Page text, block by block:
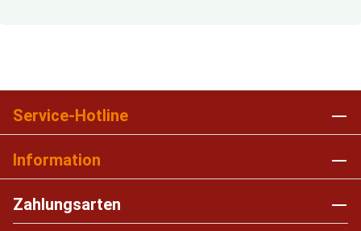
Service-Hotline
Information
Zahlungsarten